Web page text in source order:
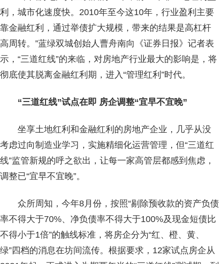
利，城市化速度快。2010年至今这10年，行业盈利主要
靠金融红利，通过举债扩大规模，带来的结果是高杠杆
高周转。”蓝绿双城创始人曹舟南向《证券日报》记者表
示，“三道红线”的来临，对房地产行业最大的影响是，将
彻底使其脱离金融红利期，进入“管理红利”时代。
“三道红线”试点在即 房企调整“宜早不宜晚”
坐享土地红利和金融红利的房地产企业，几乎从没
考虑过向制造业学习，实施精细化运营管理，但“三道红
线”监管新规的呼之欲出，让每一家高管层都感到焦虑，
调整已“宜早不宜晚”。
众所周知，今年8月份，按照“剔除预收款的资产负债
率不得大于70%、净负债率不得大于100%及现金短债比
不得小于1倍”的触线标准，将房企分为“红、橙、黄、
绿”四档的消息在坊间流传。根据要求，12家试点房企从